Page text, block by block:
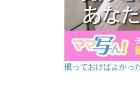
撮っておけばよかっ